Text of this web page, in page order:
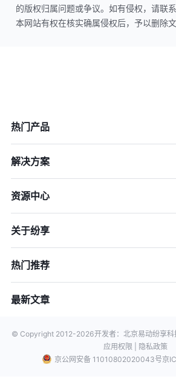
的版权归属问题或争议。如有侵权，请联系
本网站有权在核实确属侵权后，予以删除文
热门产品
解决方案
资源中心
关于纷享
热门推荐
最新文章
© Copyright 2012-2026开发者：北京易动纷享科
应用权限 |
隐私政策
京公网安备 11010802020043号京